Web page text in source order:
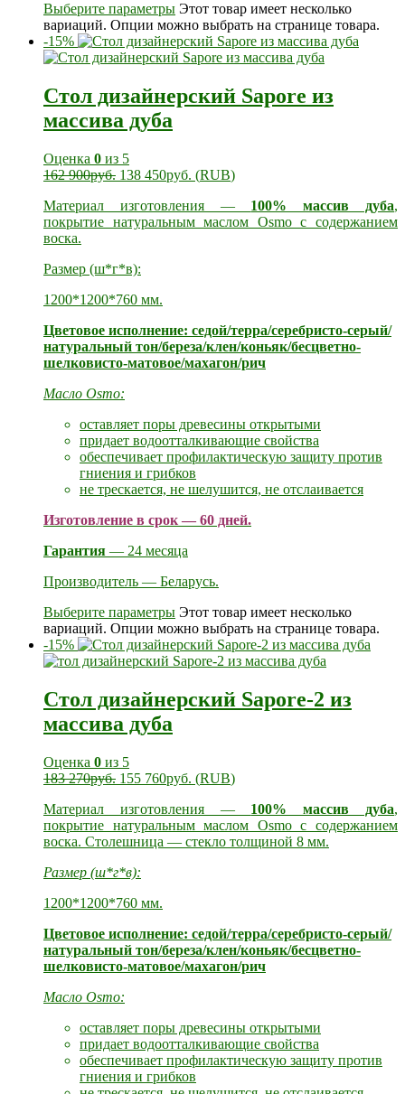
Выберите параметры Этот товар имеет несколько
вариаций. Опции можно выбрать на странице товара.
-15%
Стол дизайнерский Sapore из
массива дуба
Оценка 0 из 5
162 900руб. 138 450руб. (RUB)
Материал изготовления — 100% массив дуба,
покрытие натуральным маслом Osmo с содержанием
воска.
Размер (ш*г*в):
1200*1200*760 мм.
Цветовое исполнение: седой/терра/серебристо-серый/
натуральный тон/береза/клен/коньяк/бесцветно-
шелковисто-матовое/махагон/рич
Масло Osmo:
оставляет поры древесины открытыми
придает водоотталкивающие свойства
обеспечивает профилактическую защиту против
гниения и грибков
не трескается, не шелушится, не отслаивается
Изготовление в срок — 60 дней.
Гарантия — 24 месяца
Производитель — Беларусь.
Выберите параметры Этот товар имеет несколько
вариаций. Опции можно выбрать на странице товара.
-15%
Стол дизайнерский Sapore-2 из
массива дуба
Оценка 0 из 5
183 270руб. 155 760руб. (RUB)
Материал изготовления — 100% массив дуба,
покрытие натуральным маслом Osmo с содержанием
воска. Столешница — стекло толщиной 8 мм.
Размер (ш*г*в):
1200*1200*760 мм.
Цветовое исполнение: седой/терра/серебристо-серый/
натуральный тон/береза/клен/коньяк/бесцветно-
шелковисто-матовое/махагон/рич
Масло Osmo:
оставляет поры древесины открытыми
придает водоотталкивающие свойства
обеспечивает профилактическую защиту против
гниения и грибков